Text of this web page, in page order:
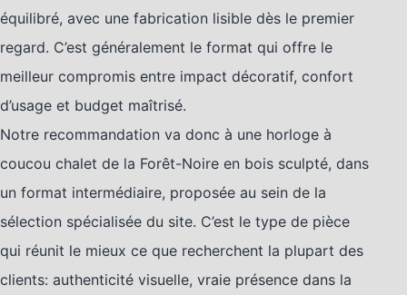
équilibré, avec une fabrication lisible dès le premier
regard. C’est généralement le format qui offre le
meilleur compromis entre impact décoratif, confort
d’usage et budget maîtrisé.
Notre recommandation va donc à une horloge à
coucou chalet de la Forêt-Noire en bois sculpté, dans
un format intermédiaire, proposée au sein de la
sélection spécialisée du site. C’est le type de pièce
qui réunit le mieux ce que recherchent la plupart des
clients: authenticité visuelle, vraie présence dans la